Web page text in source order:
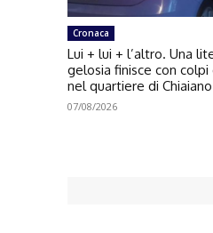
Cronaca
Lui + lui + l’altro. Una
gelosia finisce con colpi
nel quartiere di
07/08/2026